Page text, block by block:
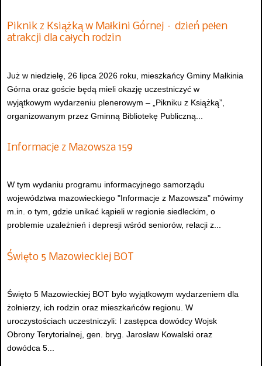
Piknik z Książką w Małkini Górnej – dzień pełen
atrakcji dla całych rodzin
Już w niedzielę, 26 lipca 2026 roku, mieszkańcy Gminy Małkinia
Górna oraz goście będą mieli okazję uczestniczyć w
wyjątkowym wydarzeniu plenerowym – „Pikniku z Książką”,
organizowanym przez Gminną Bibliotekę Publiczną...
Informacje z Mazowsza 159
W tym wydaniu programu informacyjnego samorządu
województwa mazowieckiego "Informacje z Mazowsza" mówimy
m.in. o tym, gdzie unikać kąpieli w regionie siedleckim, o
problemie uzależnień i depresji wśród seniorów, relacji z...
Święto 5 Mazowieckiej BOT
Święto 5 Mazowieckiej BOT było wyjątkowym wydarzeniem dla
żołnierzy, ich rodzin oraz mieszkańców regionu. W
uroczystościach uczestniczyli: I zastępca dowódcy Wojsk
Obrony Terytorialnej, gen. bryg. Jarosław Kowalski oraz
dowódca 5...